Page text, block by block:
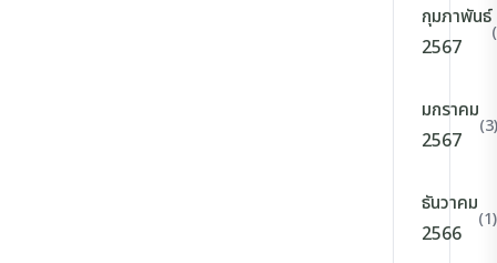
กุมภาพันธ์
2567
มกราคม
2567
(3)
ธันวาคม
2566
(1)